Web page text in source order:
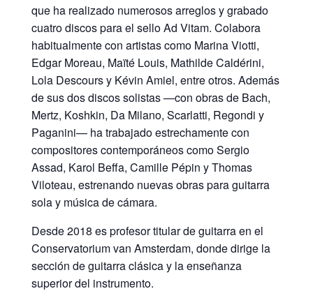
que ha realizado numerosos arreglos y grabado
cuatro discos para el sello Ad Vitam. Colabora
habitualmente con artistas como Marina Viotti,
Edgar Moreau, Maïté Louis, Mathilde Caldérini,
Lola Descours y Kévin Amiel, entre otros. Además
de sus dos discos solistas —con obras de Bach,
Mertz, Koshkin, Da Milano, Scarlatti, Regondi y
Paganini— ha trabajado estrechamente con
compositores contemporáneos como Sergio
Assad, Karol Beffa, Camille Pépin y Thomas
Viloteau, estrenando nuevas obras para guitarra
sola y música de cámara.
Desde 2018 es profesor titular de guitarra en el
Conservatorium van Amsterdam, donde dirige la
sección de guitarra clásica y la enseñanza
superior del instrumento.